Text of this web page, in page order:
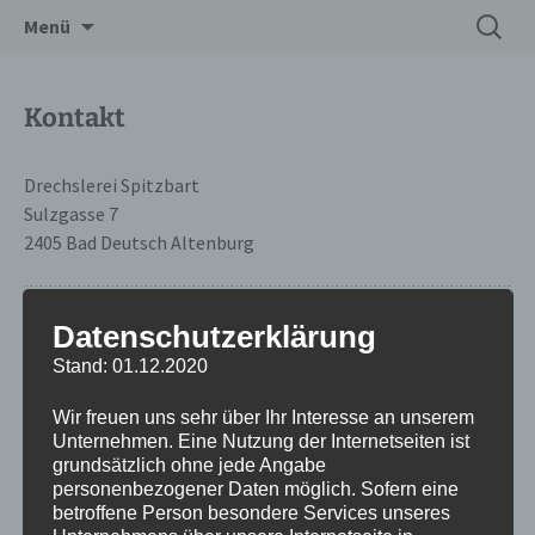
Drechslerei Spitzbart
Menü
Suchen
nach:
Kontakt
Drechslerei Spitzbart
Sulzgasse 7
2405 Bad Deutsch Altenburg
Öffnungszeiten:
oder nach Vereinbarung.
Tel: +43 (660) 57 22 885
Datenschutzerklärung
Stand: 01.12.2020
Wir freuen uns sehr über Ihr Interesse an unserem
Unternehmen. Eine Nutzung der Internetseiten ist
grundsätzlich ohne jede Angabe
personenbezogener Daten möglich. Sofern eine
betroffene Person besondere Services unseres